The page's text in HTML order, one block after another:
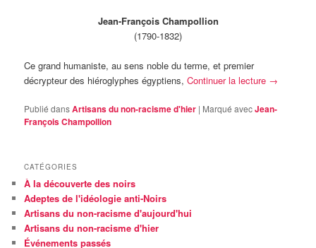
Jean-François Champollion
(1790-1832)
Ce grand humaniste, au sens noble du terme, et premier
décrypteur des hiéroglyphes égyptiens,Continuer la lecture →
Publié dansArtisans du non-racisme d'hier | Marqué avecJean-
François Champollion
CATÉGORIES
À la découverte des noirs
Adeptes de l'idéologie anti-Noirs
Artisans du non-racisme d'aujourd'hui
Artisans du non-racisme d'hier
Événements passés